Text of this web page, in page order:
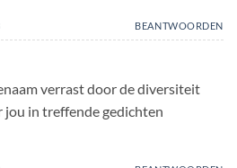
BEANTWOORDEN
verrast door de diversiteit
in treffende gedichten